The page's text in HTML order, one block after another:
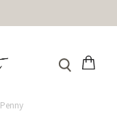
Penny